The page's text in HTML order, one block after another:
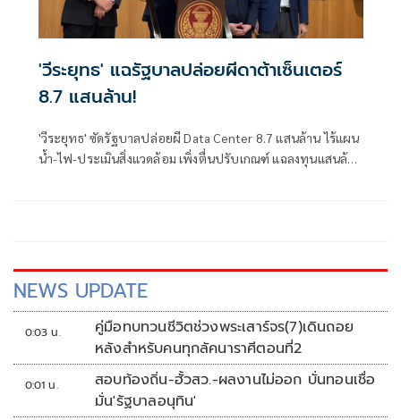
'วีระยุทธ' แฉรัฐบาลปล่อยผีดาต้าเซ็นเตอร์
8.7 แสนล้าน!
'วีระยุทธ' ซัดรัฐบาลปล่อยผี Data Center 8.7 แสนล้าน ไร้แผน
น้ำ-ไฟ-ประเมินสิ่งแวดล้อม เพิ่งตื่นปรับเกณฑ์ แฉลงทุนแสนล้าน
NEWS UPDATE
0:03 น.
คู่มือทบทวนชีวิตช่วงพระเสาร์จร(7)เดินถอย
หลังสำหรับคนทุกลัคนาราศีตอนที่2
0:01 น.
สอบท้องถิ่น-ฮั้วสว.-ผลงานไม่ออก บั่นทอนเชื่อ
มั่น'รัฐบาลอนุทิน'